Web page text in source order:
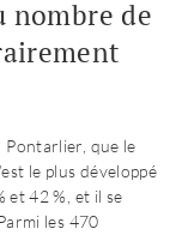
nombre de
Pontarlier, que le
le plus développé
et 42 %, et il se
les 470